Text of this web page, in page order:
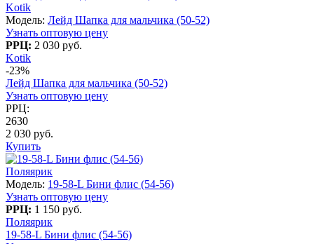
Kotik
Модель: Лейд Шапка для мальчика (50-52)
Узнать оптовую цену
РРЦ: 2 030 руб.
Kotik
-23%
Лейд Шапка для мальчика (50-52)
Узнать оптовую цену
РРЦ:
2630
2 030 руб.
Купить
Поляярик
Модель: 19-58-L Бини флис (54-56)
Узнать оптовую цену
РРЦ: 1 150 руб.
Поляярик
19-58-L Бини флис (54-56)